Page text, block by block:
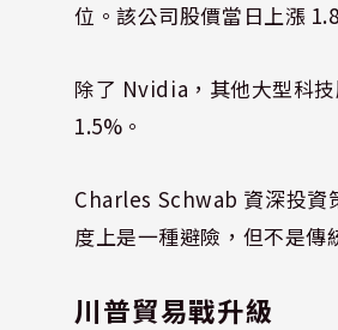
位。該公司股價當日上漲
除了 Nvidia，其他大型科
1.5%。
Charles Schwab 資深投資
度上是一種避險，但不是傳
川普貿易戰升級